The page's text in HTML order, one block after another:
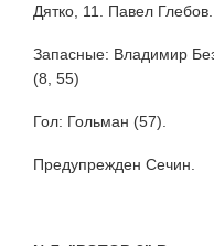
Дятко, 11. Павел Глебов.
Запасные: Владимир
(8, 55)
Гол: Гольман (57).
Предупрежден Сечин.